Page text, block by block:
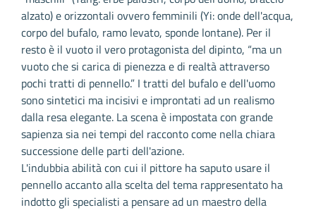
alzato) e orizzontali ovvero femminili (Yi: onde dell'acqua,
corpo del bufalo, ramo levato, sponde lontane). Per il
resto è il vuoto il vero protagonista del dipinto, “ma un
vuoto che si carica di pienezza e di realtà attraverso
pochi tratti di pennello.” I tratti del bufalo e dell'uomo
sono sintetici ma incisivi e improntati ad un realismo
dalla resa elegante. La scena è impostata con grande
sapienza sia nei tempi del racconto come nella chiara
successione delle parti dell'azione.
L'indubbia abilità con cui il pittore ha saputo usare il
pennello accanto alla scelta del tema rappresentato ha
indotto gli specialisti a pensare ad un maestro della